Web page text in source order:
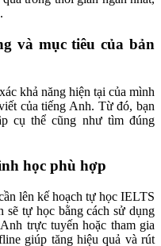
và mục tiêu của bản
khả năng hiện tại của mình
của tiếng Anh. Từ đó, bạn
cụ thể cũng như tìm đúng
học phù hợp
lên kế hoạch tự học IELTS
sẽ tự học bằng cách sử dụng
trực tuyến hoặc tham gia
giúp tăng hiệu quả và rút